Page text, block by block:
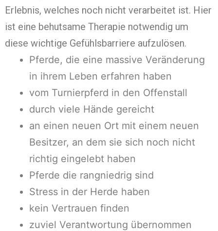
Erlebnis, welches noch nicht verarbeitet ist. Hier
ist eine behutsame Therapie notwendig um
diese wichtige Gefühlsbarriere aufzulösen.
Pferde, die eine massive Veränderung
in ihrem Leben erfahren haben
vom Turnierpferd in den Offenstall
durch viele Hände gereicht
an einen neuen Ort mit einem neuen
Besitzer, an dem sie sich noch nicht
richtig eingelebt haben
Pferde die rangniedrig sind
Stress in der Herde haben
kein Vertrauen finden
zuviel Verantwortung übernommen